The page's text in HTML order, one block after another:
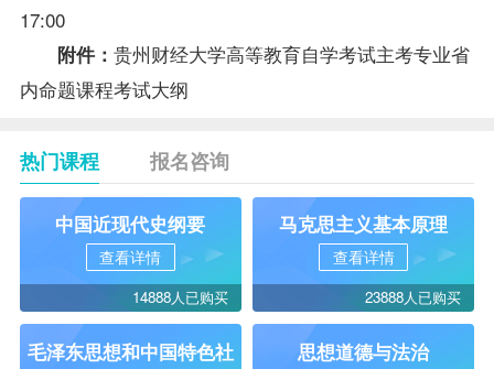
17:00
附件： 贵州财经大学高等教育自学考试主考专业省
内命题课程考试大纲
热门课程 报名咨询
中国近现代史纲要
查看详情
14888人已购买
马克思主义基本原理
查看详情
23888人已购买
毛泽东思想和中国特色社
思想道德与法治